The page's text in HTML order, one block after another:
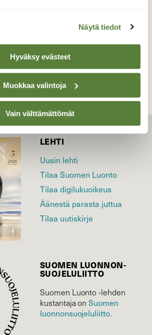
Näytä tiedot
Hyväksy evästeet
Muokkaa valintoja
Vain välttämättömät
TAKAISIN LISTAAN
LEHTI
Uusin lehti
Tilaa Suomen Luonto
Tilaa digilukuoikeus
Äänestä parasta juttua
Tilaa uutiskirje
SUOMEN LUONNON­
SUOJELU­LIITTO
Suomen Luonto -lehden
kustantaja onSuomen
luonnonsuojelu­liitto.